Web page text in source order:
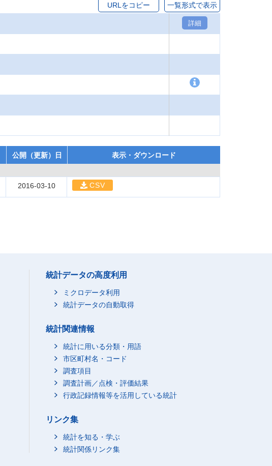
URLをコピー 一覧形式で表示
詳細
公開（更新）日
表示・ダウンロード
2016-03-10 CSV
統計データの高度利用
ミクロデータ利用
統計データの自動取得
統計関連情報
統計に用いる分類・用語
市区町村名・コード
調査項目
調査計画／点検・評価結果
行政記録情報等を活用している統計
リンク集
統計を知る・学ぶ
統計関係リンク集